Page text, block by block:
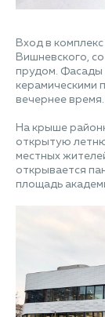
Вход в
Вишневского,
прудом. Фасады
керамическими
вечернее время.
На крыше
открытую
местных
открывается
площадь